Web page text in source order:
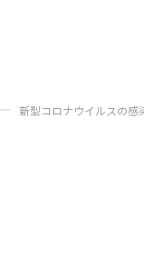
新型コロナウイルスの感